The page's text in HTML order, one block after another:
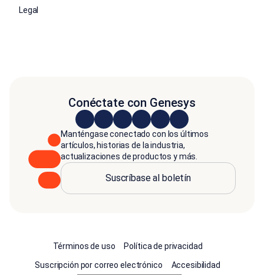
Legal
Conéctate con Genesys
Manténgase conectado con los últimos
artículos, historias de la industria,
actualizaciones de productos y más.
Suscríbase al boletín
Términos de uso
Política de privacidad
Suscripción por correo electrónico
Accesibilidad